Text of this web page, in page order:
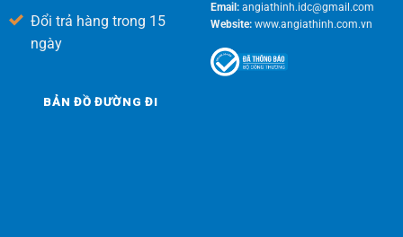
Đổi trả hàng trong 15
ngày
Email:angiathinh.idc@gmail.com
Website:www.angiathinh.com.vn
BẢN ĐỒ ĐƯỜNG ĐI